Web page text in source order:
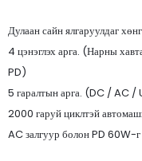
Дулаан сайн ялгаруулдаг
4 цэнэглэх арга. (Нарны
PD)
5 гаралтын арга. (DC / AC /
2000 гаруй циклтэй
AC залгуур болон PD 60W-г